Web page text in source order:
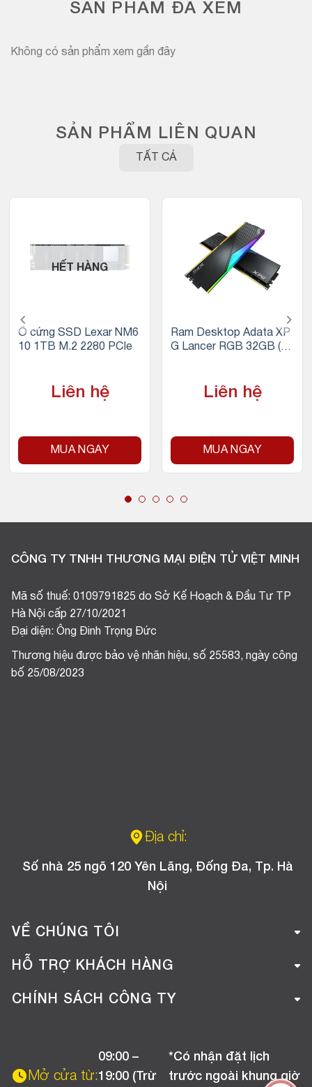
SẢN PHẨM ĐÃ XEM
Không có sản phẩm xem gần đây
SẢN PHẨM LIÊN QUAN
TẤT CẢ
HẾT HÀNG
Ổ cứng SSD Lexar NM6
10 1TB M.2 2280 PCIe
Liên hệ
MUA NGAY
Ram Desktop Adata XP
G Lancer RGB 32GB (2x
Liên hệ
MUA NGAY
CÔNG TY TNHH THƯƠNG MẠI ĐIỆN TỬ VIỆT MINH
Mã số thuế: 0109791825 do Sở Kế Hoạch & Đầu Tư TP
Hà Nội cấp 27/10/2021
Đại diện: Ông Đinh Trọng Đức
Thương hiệu được bảo vệ nhãn hiệu, số 25583, ngày công
bố 25/08/2023
Địa chỉ:
Số nhà 25 ngõ 120 Yên Lãng, Đống Đa, Tp. Hà
Nội
VỀ CHÚNG TÔI
Giới thiệu công ty
Tuyển dụng
HỖ TRỢ KHÁCH HÀNG
Hướng dẫn mua hàng online
Chương trình khuyến mãi
CHÍNH SÁCH CÔNG TY
Chính sách bảo hành
Mở cửa từ:
09:00 –
19:00 (Trừ
*Có nhận đặt lịch
trước ngoài khung giờ